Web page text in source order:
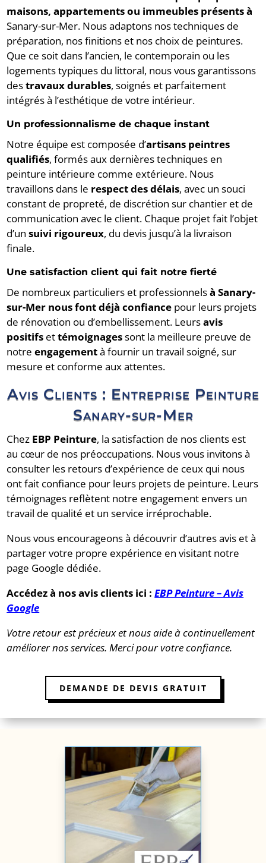
maisons, appartements ou immeubles présents à
Sanary-sur-Mer. Nous adaptons nos techniques de
préparation, nos finitions et nos choix de peintures.
Que ce soit dans l’ancien, le contemporain ou les
logements typiques du littoral, nous vous garantissons
destravaux durables, soignés et parfaitement
intégrés à l’esthétique de votre intérieur.
Un professionnalisme de chaque instant
Notre équipe est composée d’artisans peintres
qualifiés, formés aux dernières techniques en
peinture intérieure comme extérieure. Nous
travaillons dans le respect des délais, avec un souci
constant de propreté, de discrétion sur chantier et de
communication avec le client. Chaque projet fait l’objet
d’unsuivi rigoureux, du devis jusqu’à la livraison
finale.
Une satisfaction client qui fait notre fierté
De nombreux particuliers et professionnelsà Sanary-
sur-Mer nous font déjà confiance pour leurs projets
de rénovation ou d’embellissement. Leursavis
positifs ettémoignagessont la meilleure preuve de
notreengagementà fournir un travail soigné, sur
mesure et conforme aux attentes.
Avis Clients : Entreprise Peinture
Sanary-sur-Mer
Chez EBP Peinture, la satisfaction de nos clients est
au cœur de nos préoccupations. Nous vous invitons à
consulter les retours d’expérience de ceux qui nous
ont fait confiance pour leurs projets de peinture. Leurs
témoignages reflètent notre engagement envers un
travail de qualité et un service irréprochable.
Nous vous encourageons à découvrir d’autres avis et à
partager votre propre expérience en visitant notre
page Google dédiée.
Accédez à nos avis clients ici : EBP Peinture – Avis
Google
Votre retour est précieux et nous aide à continuellement
améliorer nos services. Merci pour votre confiance.
DEMANDE DE DEVIS GRATUIT